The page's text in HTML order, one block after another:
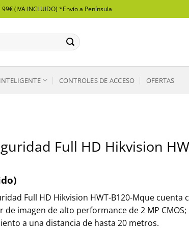
(IVA INCLUIDO) *Envío a Península
CONTROLES DE ACCESO OFERTAS
Full HD Hikvision
Full HD Hikvision HWT-B120-Mque
de imagen de alto performance de 2 MP
a una distancia de hasta 20 metros.